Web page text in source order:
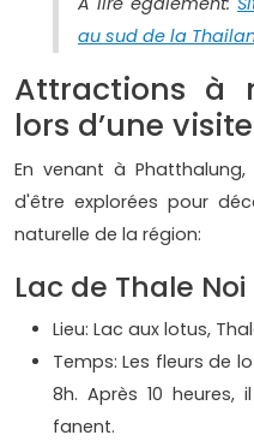
au sud de la
Attractions à
lors d’une
En venant à
d'être explorées pour
naturelle de la région:
Lac de Thale Noi
Lieu: Lac aux lotus,
Temps: Les fleurs de
8h. Après 10
fanent.